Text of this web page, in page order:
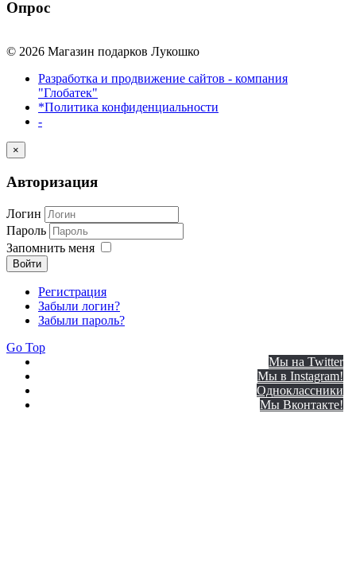
Опрос
© 2026 Магазин подарков Лукошко
Разработка и продвижение сайтов - компания
"Глобатек"
*Политика конфиденциальности
-
×
Авторизация
Логин
Пароль
Запомнить меня
Войти
Регистрация
Забыли логин?
Забыли пароль?
Go Top
Мы на Twitter
Мы в Instagram!
Одноклассники
Мы Вконтакте!